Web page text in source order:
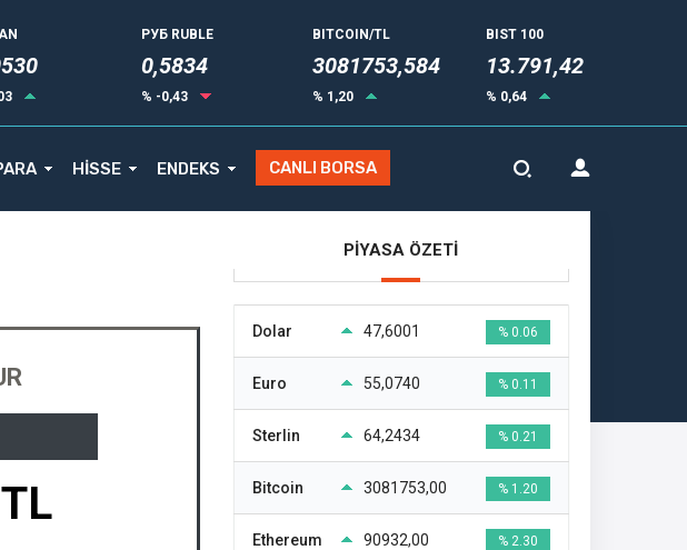
РУБ RUBLE
0,5834
% -0,43
BITCOIN/TL
3081753,584
% 1,20
BIST 100
13.791,42
% 0,64
HİSSE ENDEKS CANLI BORSA
PİYASA ÖZETİ
Dolar 47,6001 % 0.06
Euro 55,0740 % 0.11
Sterlin 64,2434 % 0.21
Bitcoin 3081753,00 % 1.20
Ethereum 90932,00 % 2.30